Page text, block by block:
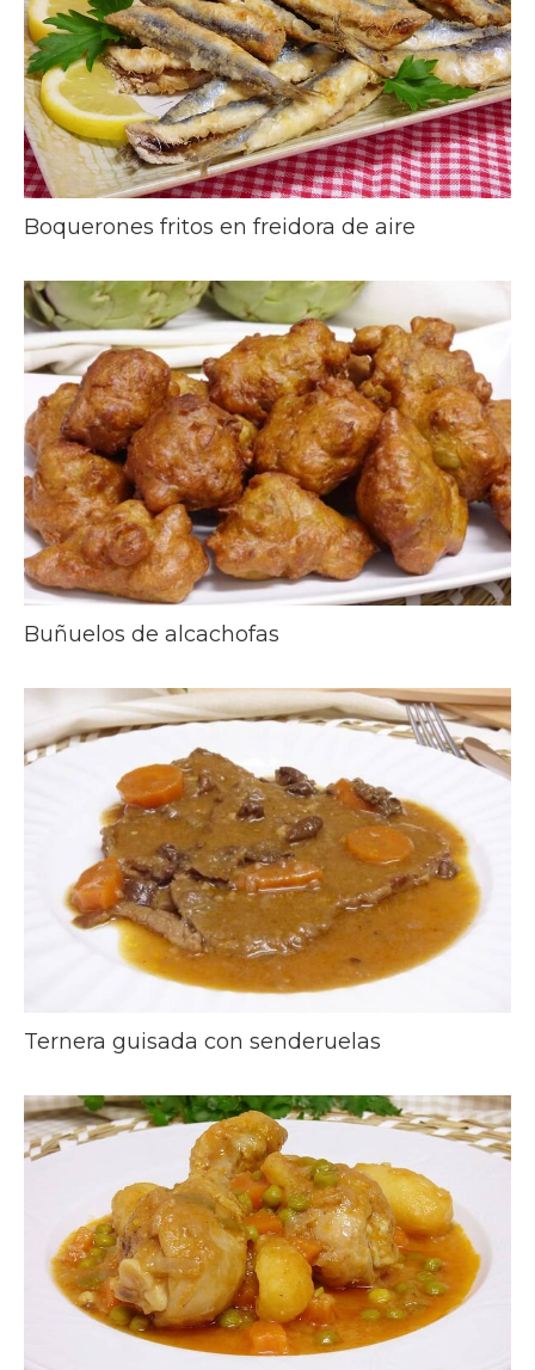
Boquerones fritos en freidora de aire
Buñuelos de alcachofas
Ternera guisada con senderuelas